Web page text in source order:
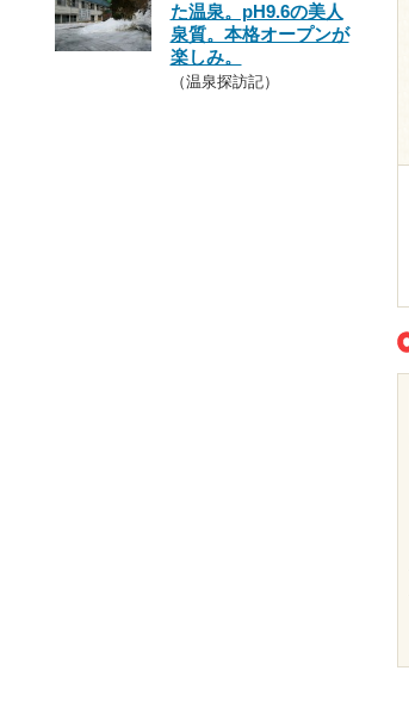
た温泉。pH9.6の美人
泉質。本格オープンが
楽しみ。
（温泉探訪記）